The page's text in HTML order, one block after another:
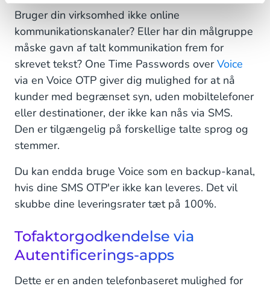
Bruger din virksomhed ikke online
kommunikationskanaler? Eller har din målgruppe
måske gavn af talt kommunikation frem for
skrevet tekst? One Time Passwords overVoice
via en Voice OTP giver dig mulighed for at nå
kunder med begrænset syn, uden mobiltelefoner
eller destinationer, der ikke kan nås via SMS.
Den er tilgængelig på forskellige talte sprog og
stemmer.
Du kan endda bruge Voice som en backup-kanal,
hvis dine SMS OTP'er ikke kan leveres. Det vil
skubbe dine leveringsrater tæt på 100%.
Tofaktorgodkendelse via
Autentificerings-apps
Dette er en anden telefonbaseret mulighed for